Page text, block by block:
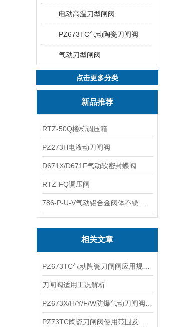
电动高温刀型闸阀
PZ673TC气动陶瓷刀闸阀
气动刀型闸阀
点击更多分类
新品推荐
RTZ-50Q楼栋调压箱
PZ273H电液动刀闸阀
D671X/D671F气动软密封蝶阀
RTZ-FQ调压阀
相关文章
刀闸阀适用工况解析